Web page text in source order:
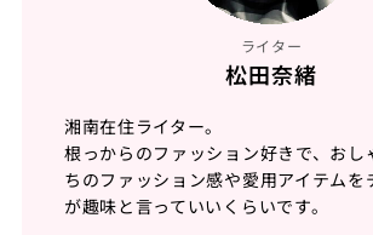
ライター
松田奈緒
湘南在住ライター。
根っからのファッション好きで、おし
ちのファッション感や愛用アイテムを
が趣味と言っていいくらいです。